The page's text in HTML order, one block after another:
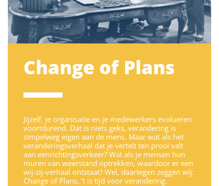
Change of Plans
Jijzelf, je organisatie en je medewerkers evolueren
voortdurend. Dat is niets geks, verandering is
simpelweg eigen aan de mens. Maar wat als het
veranderingsverhaal dat je vertelt ten prooi valt
aan eenrichtingsverkeer? Wat als je mensen hun
muren van weerstand optrekken, waardoor er een
wij-zij-verhaal ontstaat? Wel, daartegen zeggen wij:
Change of Plans, ‘t is tijd voor verandering.